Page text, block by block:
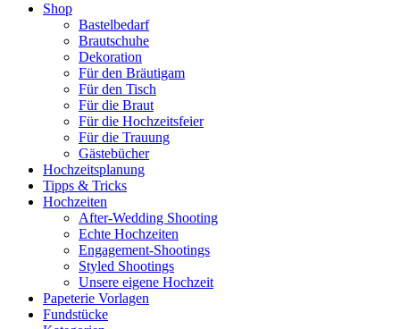
Shop
Bastelbedarf
Brautschuhe
Dekoration
Für den Bräutigam
Für den Tisch
Für die Braut
Für die Hochzeitsfeier
Für die Trauung
Gästebücher
Hochzeitsplanung
Tipps & Tricks
Hochzeiten
After-Wedding Shooting
Echte Hochzeiten
Engagement-Shootings
Styled Shootings
Unsere eigene Hochzeit
Papeterie Vorlagen
Fundstücke